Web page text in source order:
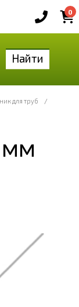
0
Найти
для труб
/
мм